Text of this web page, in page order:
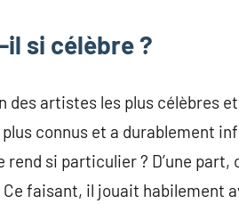
si célèbre ?
des artistes les plus célèbres
connus et a durablement
rend si particulier ? D’une
faisant, il jouait habilement